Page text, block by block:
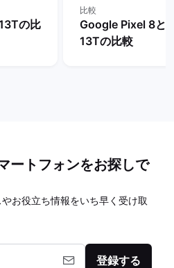
の比
比較
Google Pixel 8と
13Tの比較
ートフォンをお探しで
お役立ち情報をいち早く受け取
登録する